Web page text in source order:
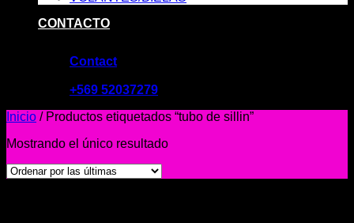
CONTACTO
Contact
+569 52037279
Inicio /Productos etiquetados “tubo de sillin”
Mostrando el único resultado